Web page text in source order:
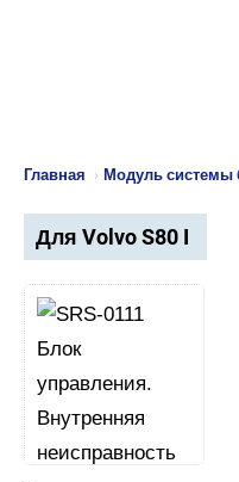
Главная › Модуль системы
Для Volvo S80 I